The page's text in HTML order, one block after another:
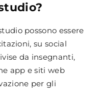
possono essere
su social
da insegnanti,
app e siti web
per gli